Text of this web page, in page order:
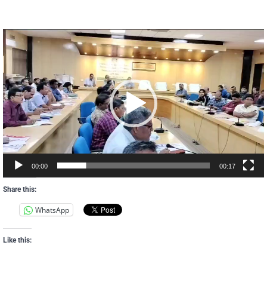
Video
Player
00:00 00:17
Share this:
WhatsApp
Like this: